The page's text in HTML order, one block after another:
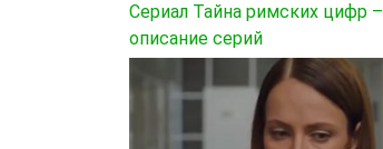
Сериал Тайна римских цифр –
описание серий